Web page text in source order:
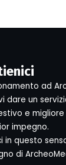
ad
dare un
e
impegno.
in questo
di